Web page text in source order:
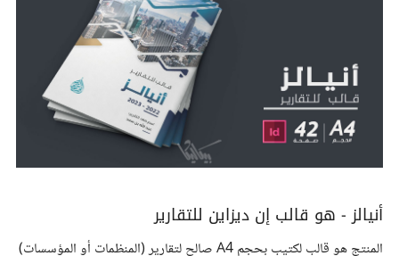
أنيالز - هو قالب إن ديزاين للتقارير
المنتج هو قالب لكتيب بحجم A4 صالح لتقارير (المنظمات أو المؤسسات)